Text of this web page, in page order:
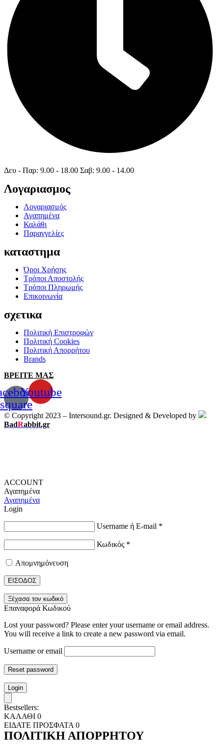
Δευ - Παρ: 9.00 - 18.00 Σαβ: 9.00 - 14.00
Λογαριασμος
Λογαριασμός
Αγαπημένα
Καλάθι
Παραγγελίες
καταστημα
Όροι Χρήσης
Τρόποι Αποστολής
Τρόποι Πληρωμής
Επικοινωνία
σχετικα
Πολιτική Επιστροφών
Πολιτική Cookies
Πολιτική Απορρήτου
Brands
ΒΡΕΙΤΕ ΜΑΣ
square
Youtube
© Copyright 2023 – Intersound.gr. Designed & Developed by
BadRabbit.gr
ACCOUNT
Αγαπημένα
Αγαπημένα
Login
Username ή E-mail *
Κωδικός *
Απομνημόνευση
ΕΙΣΟΔΟΣ
Ξέχασα τον κωδικό
Επαναφορά Κωδικού
Lost your password? Please enter your username or email address.
You will receive a link to create a new password via email.
Username or email
Reset password
Login
Bestsellers:
ΚΑΛΑΘΙ 0
ΕΙΔΑΤΕ ΠΡΟΣΦΑΤΑ 0
ΠΟΛΙΤΙΚΗ ΑΠΟΡΡΗΤΟΥ